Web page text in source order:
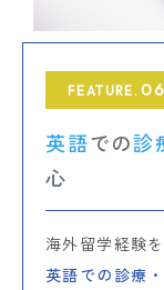
FEATURE. 06
英語での診
心
海外留学経験
英語での診療